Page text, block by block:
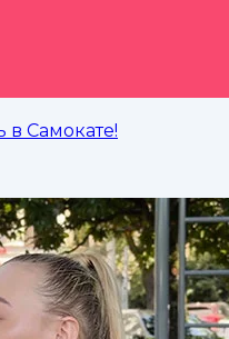
в Самокате!